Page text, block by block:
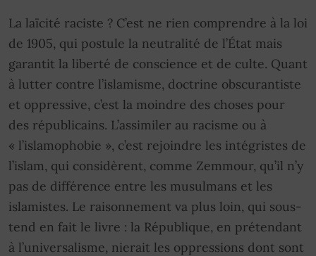
La laïcité raciste ? C’est ne rien comprendre à la loi
de 1905, qui postule la neutralité de l’État mais
garantit la liberté de conscience et de culte. Quant
à lutter contre l’islamisme, doctrine obscurantiste
et oppressive, c’est la moindre des choses pour
des républicains. L’assimiler au racisme ou à
« l’islamophobie », c’est rejoindre les intégristes de
l’islam, qui considèrent, comme Zemmour, qu’il n’y
pas de différence entre les musulmans et les
islamistes. Le raisonnement va plus loin, qui sous-
tend en fait le livre : la République, en prétendant
à l’universalisme, nierait les oppressions dont sont